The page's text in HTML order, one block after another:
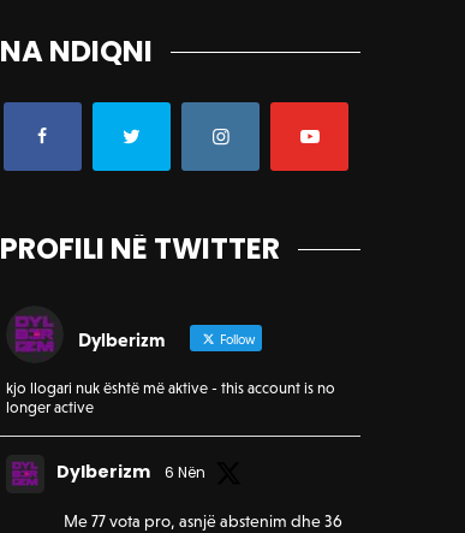
NA NDIQNI
PROFILI NË TWITTER
Dylberizm Follow
kjo llogari nuk është më aktive - this account is no
longer active
Dylberizm 6 Nën
Me 77 vota pro, asnjë abstenim dhe 36